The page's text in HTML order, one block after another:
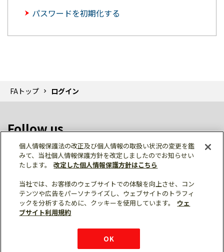
パスワードを初期化する
FAトップ ログイン
Follow us
個人情報保護 利用規約
ご利用にあたって
サイトマップ
三菱電機トップ
個人情報保護法の改正及び個人情報の取扱い状況の変更を鑑
みて、当社個人情報保護方針を改定しましたのでお知らせい
たします。
改定した個人情報保護方針はこちら
当社では、お客様のウェブサイトでの体験を向上させ、コン
テンツや広告をパーソナライズし、ウェブサイトのトラフィ
ックを分析するために、クッキーを使用しています。
ウェ
ブサイト利用規約
OK
チャットサービス